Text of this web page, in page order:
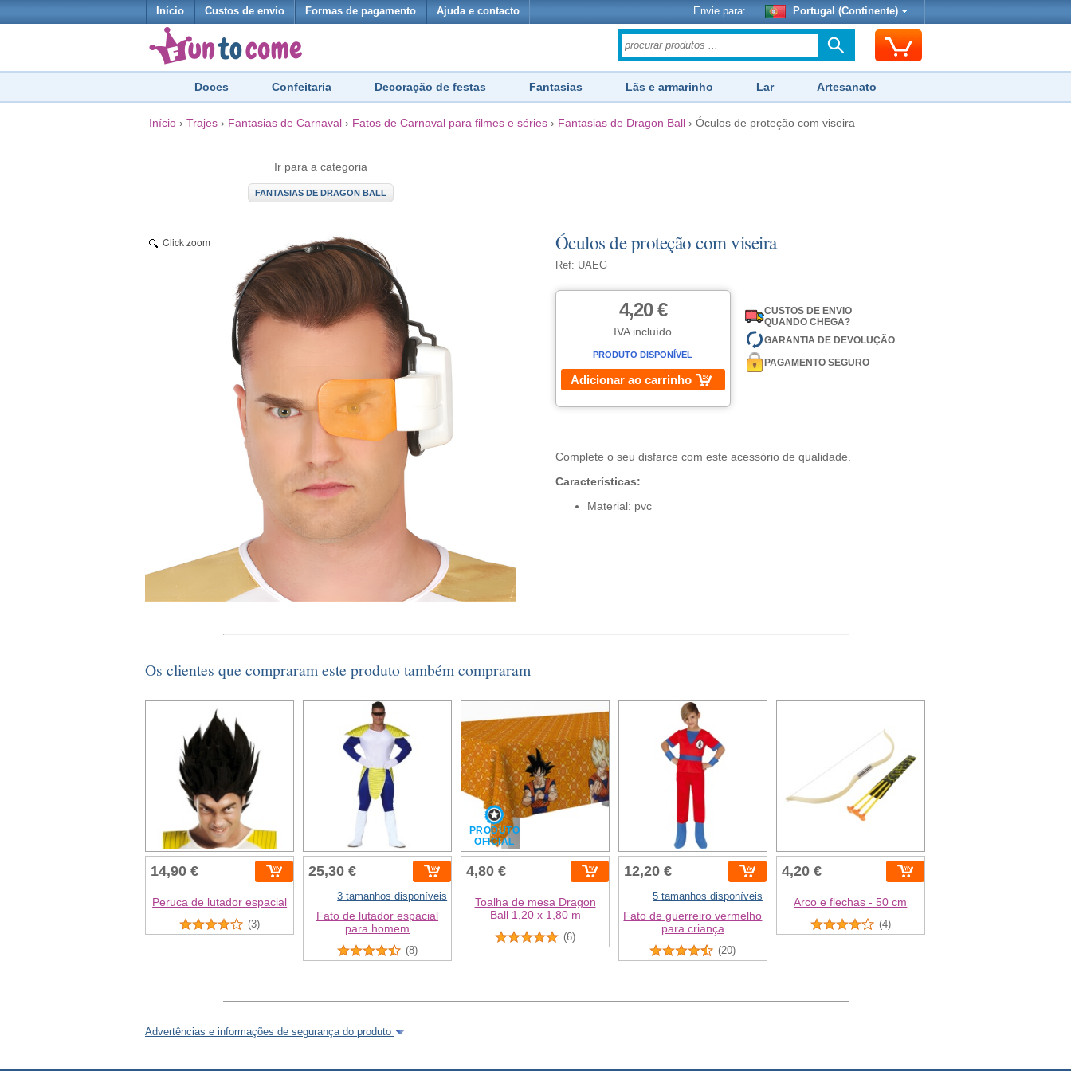
Início Custos de envio Formas de pagamento Ajuda e contacto Envie para: Portugal (Continente)
Doces Confeitaria Decoração de festas Fantasias Lãs e armarinho Lar Artesanato
Início › Trajes › Fantasias de Carnaval › Fatos de Carnaval para filmes e séries › Fantasias de Dragon Ball › Óculos de proteção com viseira
Ir para a categoria
FANTASIAS DE DRAGON BALL
Óculos de proteção com viseira
Ref: UAEG
Click zoom
4,20 €
IVA incluído
PRODUTO DISPONÍVEL
Adicionar ao carrinho
CUSTOS DE ENVIO
QUANDO CHEGA?
GARANTIA DE DEVOLUÇÃO
PAGAMENTO SEGURO
Complete o seu disfarce com este acessório de qualidade.
Características:
Material: pvc
Os clientes que compraram este produto também compraram
14,90 €
Peruca de lutador espacial
(3)
25,30 €
3 tamanhos disponíveis
Fato de lutador espacial
para homem
(8)
PRODUTO
OFICIAL
4,80 €
Toalha de mesa Dragon
Ball 1,20 x 1,80 m
(6)
12,20 €
5 tamanhos disponíveis
Fato de guerreiro vermelho
para criança
(20)
4,20 €
Arco e flechas - 50 cm
(4)
Advertências e informações de segurança do produto